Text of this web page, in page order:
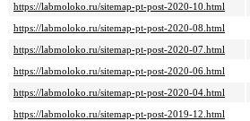
https://labmoloko.ru/sitemap-pt-post-2020-10.html
https://labmoloko.ru/sitemap-pt-post-2020-08.html
https://labmoloko.ru/sitemap-pt-post-2020-07.html
https://labmoloko.ru/sitemap-pt-post-2020-06.html
https://labmoloko.ru/sitemap-pt-post-2020-04.html
https://labmoloko.ru/sitemap-pt-post-2019-12.html